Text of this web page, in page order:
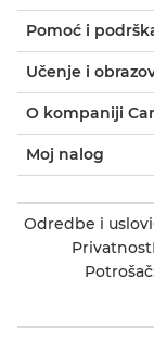
Pomoć i
Učenje i
O kompaniji
Moj nalog
Odredbe i uslovi
Privatnost